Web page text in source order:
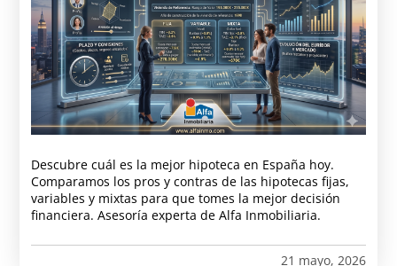
Descubre cuál es la mejor hipoteca en España hoy.
Comparamos los pros y contras de las hipotecas fijas,
variables y mixtas para que tomes la mejor decisión
financiera. Asesoría experta de Alfa Inmobiliaria.
21 mayo, 2026